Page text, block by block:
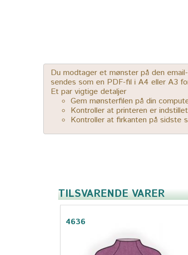
Du modtager et mønster på den
sendes som en PDF-fil i A4 eller A3
Et par vigtige detaljer
Gem mønsterfilen på din
Kontroller at printeren er
Kontroller at firkanten på sidste
TILSVARENDE VARER
4636